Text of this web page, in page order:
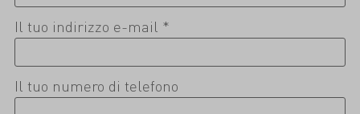
Il tuo indirizzo e-mail *
Il tuo numero di telefono